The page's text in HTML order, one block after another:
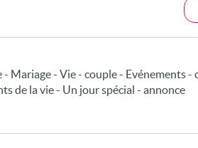
- Mariage - Vie - couple - Evénements
de la vie - Un jour spécial - annonce